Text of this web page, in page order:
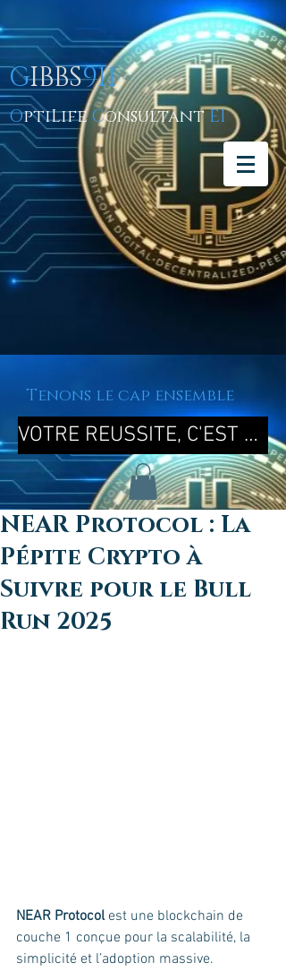
GIBBS911
OptiLifeConsultantEI
Tenons le cap ensemble
VOTRE REUSSITE, C'EST MA REUSSITE !
NEAR Protocol : La
Pépite Crypto à
Suivre pour le Bull
Run 2025
NEAR Protocol est une blockchain de
couche 1 conçue pour la scalabilité, la
simplicité et l’adoption massive.